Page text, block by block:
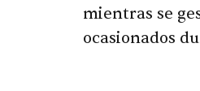
mientras se
ocasionados